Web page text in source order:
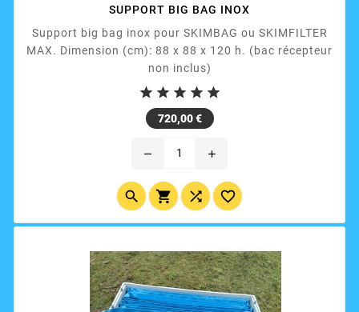
SUPPORT BIG BAG INOX
Support big bag inox pour SKIMBAG ou SKIMFILTER
MAX. Dimension (cm): 88 x 88 x 120 h. (bac récepteur
non inclus)
    
720,00 € Prix
remove add
   